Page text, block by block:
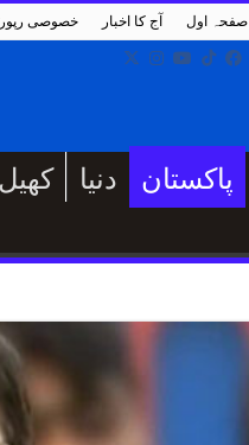
خصوصی آج کا اخبار صفحہ اول
کھیل دنیا
پاکستان